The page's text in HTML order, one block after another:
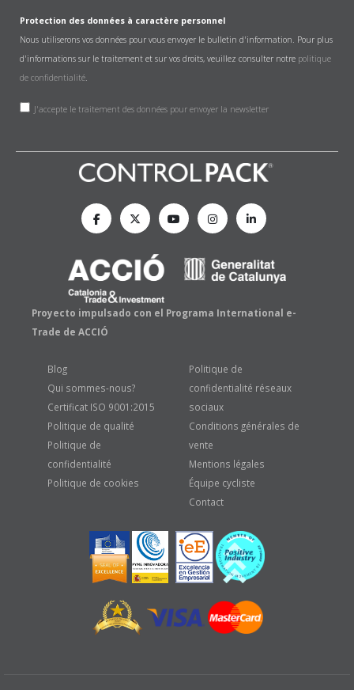
Protection des données à caractère personnel
Nous utiliserons vos données pour vous envoyer le bulletin d'information. Pour plus
d'informations sur le traitement et sur vos droits, veuillez consulter notre politique
de confidentialité.
J'accepte le traitement des données pour envoyer la newsletter
Proyecto impulsado con el Programa International e-
Trade de ACCIÓ
Blog
Qui sommes-nous?
Certificat ISO 9001:2015
Politique de qualité
Politique de
confidentialité
Politique de cookies
Politique de
confidentialité réseaux
sociaux
Conditions générales de
vente
Mentions légales
Équipe cycliste
Contact